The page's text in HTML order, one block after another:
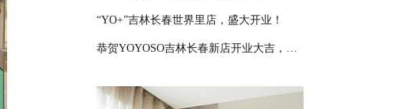
“YO+”吉林长春世界里店，盛大开业！
恭贺YOYOSO吉林长春新店开业大吉，大卖特卖